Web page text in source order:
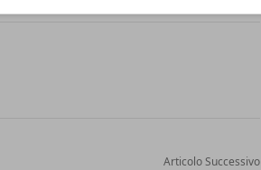
Articolo Successivo